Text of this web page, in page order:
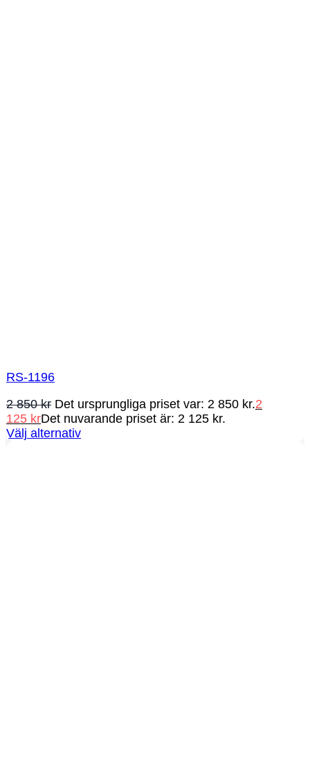
RS-1196
2 850kr Det ursprungliga priset var: 2 850 kr.2
125 krDet nuvarande priset är: 2 125 kr.
Välj alternativ